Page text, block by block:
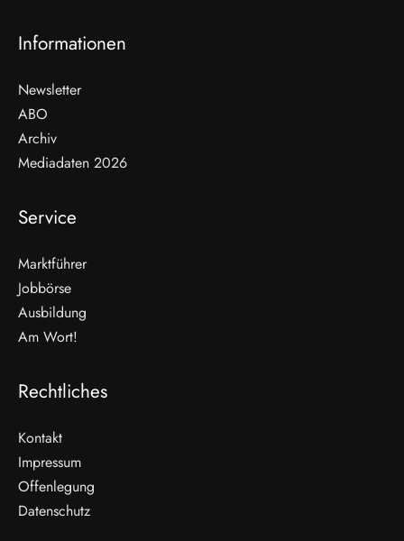
WEITERLESEN
Nicht verpassen
Informationen
Newsletter
ABO
Archiv
Mediadaten 2026
Service
Marktführer
Jobbörse
Ausbildung
Am Wort!
Rechtliches
Kontakt
Impressum
Offenlegung
Datenschutz